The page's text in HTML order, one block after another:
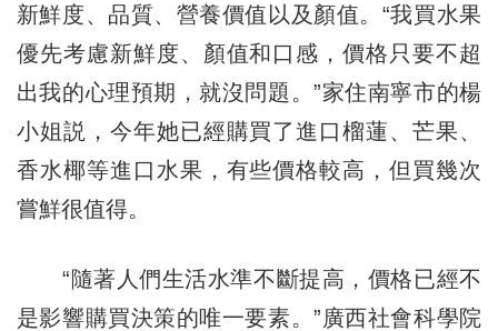
新鮮度、品質、營養價值以及顏值。“我買水果
優先考慮新鮮度、顏值和口感，價格只要不超
出我的心理預期，就沒問題。”家住南寧市的楊
小姐説，今年她已經購買了進口榴蓮、芒果、
香水椰等進口水果，有些價格較高，但買幾次
嘗鮮很值得。
“隨著人們生活水準不斷提高，價格已經不
是影響購買決策的唯一要素。”廣西社會科學院